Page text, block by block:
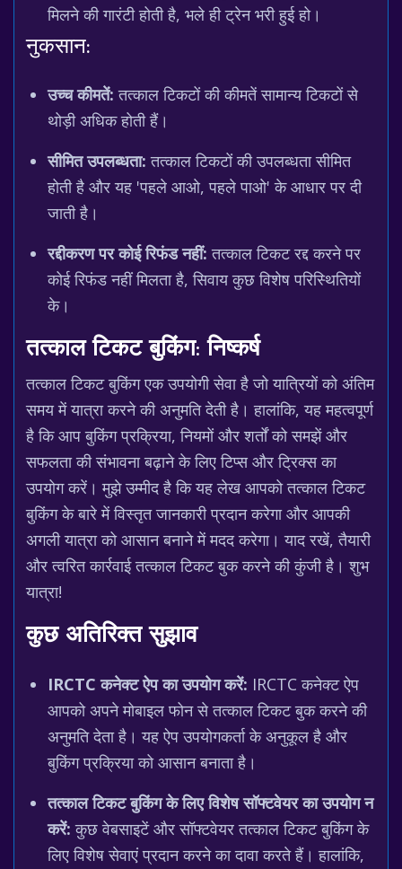
मिलने की गारंटी होती है, भले ही ट्रेन भरी हुई हो।
नुकसान:
उच्च कीमतें: तत्काल टिकटों की कीमतें सामान्य टिकटों से
थोड़ी अधिक होती हैं।
सीमित उपलब्धता: तत्काल टिकटों की उपलब्धता सीमित
होती है और यह 'पहले आओ, पहले पाओ' के आधार पर दी
जाती है।
रद्दीकरण पर कोई रिफंड नहीं: तत्काल टिकट रद्द करने पर
कोई रिफंड नहीं मिलता है, सिवाय कुछ विशेष परिस्थितियों
के।
तत्काल टिकट बुकिंग: निष्कर्ष
तत्काल टिकट बुकिंग एक उपयोगी सेवा है जो यात्रियों को अंतिम
समय में यात्रा करने की अनुमति देती है। हालांकि, यह महत्वपूर्ण
है कि आप बुकिंग प्रक्रिया, नियमों और शर्तों को समझें और
सफलता की संभावना बढ़ाने के लिए टिप्स और ट्रिक्स का
उपयोग करें। मुझे उम्मीद है कि यह लेख आपको तत्काल टिकट
बुकिंग के बारे में विस्तृत जानकारी प्रदान करेगा और आपकी
अगली यात्रा को आसान बनाने में मदद करेगा। याद रखें, तैयारी
और त्वरित कार्रवाई तत्काल टिकट बुक करने की कुंजी है। शुभ
यात्रा!
कुछ अतिरिक्त सुझाव
IRCTC कनेक्ट ऐप का उपयोग करें: IRCTC कनेक्ट ऐप
आपको अपने मोबाइल फोन से तत्काल टिकट बुक करने की
अनुमति देता है। यह ऐप उपयोगकर्ता के अनुकूल है और
बुकिंग प्रक्रिया को आसान बनाता है।
तत्काल टिकट बुकिंग के लिए विशेष सॉफ्टवेयर का उपयोग न
करें: कुछ वेबसाइटें और सॉफ्टवेयर तत्काल टिकट बुकिंग के
लिए विशेष सेवाएं प्रदान करने का दावा करते हैं। हालांकि,